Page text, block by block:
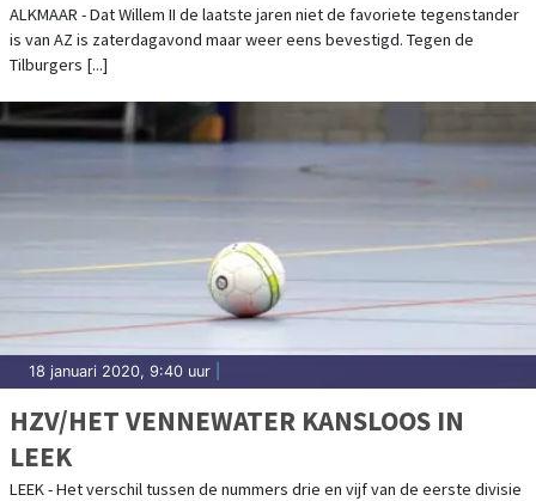
ALKMAAR - Dat Willem II de laatste jaren niet de favoriete tegenstander
is van AZ is zaterdagavond maar weer eens bevestigd. Tegen de
Tilburgers [...]
18 januari 2020, 9:40 uur
HZV/HET VENNEWATER KANSLOOS IN
LEEK
LEEK - Het verschil tussen de nummers drie en vijf van de eerste divisie